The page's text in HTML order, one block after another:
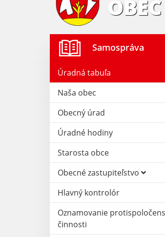
Samospráva
Úradná tabuľa
Naša obec
Obecný úrad
Úradné hodiny
Starosta obce
Obecné zastupiteľstvo
Hlavný kontrolór
Oznamovanie
činnosti